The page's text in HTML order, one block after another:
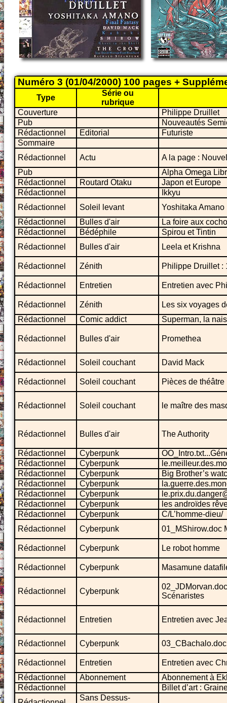
Numéro 3 (01/04/2000) 100 pages +
Type
Série ou
rubrique
Couverture
Philippe Druillet
Pub
Nouveautés
Rédactionnel
Editorial
Futuriste
Sommaire
Rédactionnel
Actu
A la page :
Pub
Alpha Omega
Rédactionnel
Routard Otaku
Japon et Europe
Rédactionnel
Ikkyu
Rédactionnel
Soleil levant
Yoshitaka Amano
Rédactionnel
Bulles d'air
La foire aux
Rédactionnel
Bédéphile
Spirou et Tintin
Rédactionnel
Bulles d'air Leela et Krishna
Rédactionnel Zénith Philippe Druillet :
Rédactionnel Entretien Entretien avec
Rédactionnel Zénith
Les six voyages
Rédactionnel
Comic addict Superman, la
Rédactionnel Bulles d'air Promethea
Rédactionnel Soleil couchant David Mack
Rédactionnel Soleil couchant Pièces de théâtre
Rédactionnel Soleil couchant le maître des
Rédactionnel Bulles d'air The Authority
Rédactionnel Cyberpunk
Rédactionnel
Cyberpunk
Rédactionnel
Cyberpunk
Big Brother’s
Rédactionnel
Cyberpunk
Rédactionnel
Cyberpunk
Rédactionnel
Cyberpunk
les androïdes
Rédactionnel
Cyberpunk
C/L’homme-dieu/
Rédactionnel
Cyberpunk 01_MShirow.doc
Rédactionnel Cyberpunk Le robot homme
Rédactionnel Cyberpunk Masamune
Rédactionnel Cyberpunk
Scénaristes
Rédactionnel Entretien Entretien avec
Rédactionnel Cyberpunk
Rédactionnel Entretien
Entretien avec
Rédactionnel
Abonnement
Abonnement à
Rédactionnel
Billet d’art :
Sans Dessus-